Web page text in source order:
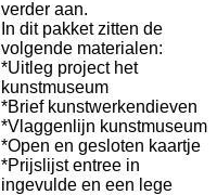
verder aan.
In dit pakket zitten de
volgende materialen:
*Uitleg project het
kunstmuseum
*Brief kunstwerkendieven
*Vlaggenlijn kunstmuseum
*Open en gesloten kaartje
*Prijslijst entree in
ingevulde en een lege